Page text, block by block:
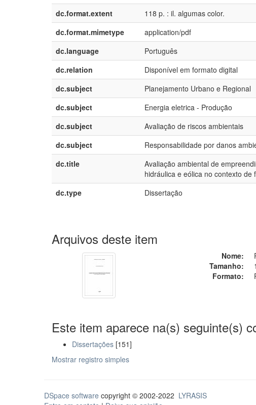
dc.format.extent 118 p. : il. algumas color.
dc.format.mimetype
application/pdf
dc.language
Português
dc.relation
Disponível em formato digital
dc.subject
Planejamento Urbano e Regional
dc.subject
Energia eletrica - Produção
dc.subject
Avaliação de riscos ambientais
dc.subject
Responsabilidade por danos
dc.title
Avaliação ambiental de
hidráulica e eólica no contexto
dc.type Dissertação
Arquivos deste item
Nome:
Tamanho:
Formato:
Este item aparece na(s) seguinte(s)
Dissertações [151]
Mostrar registro simples
DSpace software copyright © 2002-2022 LYRASIS